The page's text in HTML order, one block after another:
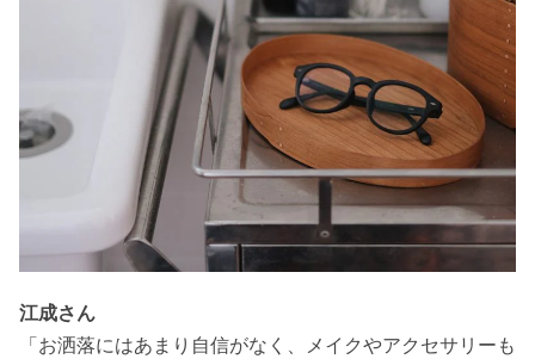
江成さん
「お洒落にはあまり自信がなく、メイクやアクセサリーも